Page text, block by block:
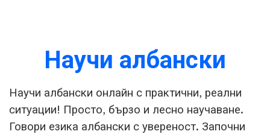
Научи албански
Научи албански онлайн с практични, реални
ситуации! Просто, бързо и лесно научаване.
Говори езика албански с увереност. Започни